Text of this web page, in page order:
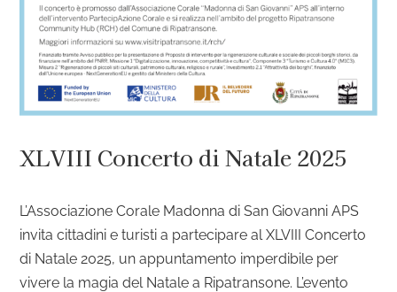
XLVIII Concerto di Natale 2025
L’Associazione Corale Madonna di San Giovanni APS
invita cittadini e turisti a partecipare al XLVIII Concerto
di Natale 2025, un appuntamento imperdibile per
vivere la magia del Natale a Ripatransone. L’evento